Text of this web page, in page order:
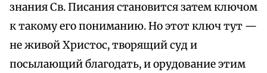
знания Св. Писания становится затем ключом
к такому его пониманию. Но этот ключ тут —
не живой Христос, творящий суд и
посылающий благодать, и орудование этим